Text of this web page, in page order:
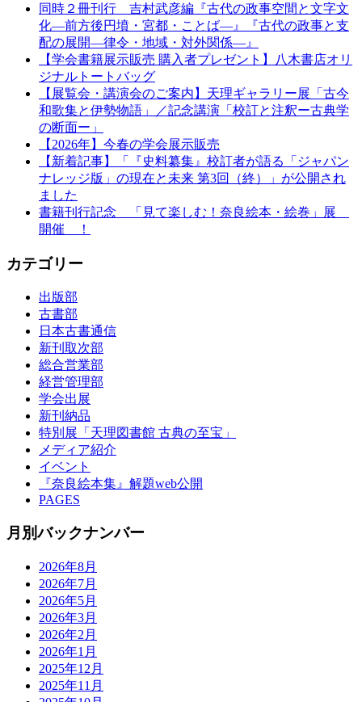
同時２冊刊行 吉村武彦編『古代の政事空間と文字文
化—前方後円墳・宮都・ことば—』『古代の政事と支
配の展開—律令・地域・対外関係—』
【学会書籍展示販売 購入者プレゼント】八木書店オリ
ジナルトートバッグ
【展覧会・講演会のご案内】天理ギャラリー展「古今
和歌集と伊勢物語」／記念講演「校訂と注釈ー古典学
の断面ー」
【2026年】今春の学会展示販売
【新着記事】「『史料纂集』校訂者が語る「ジャパン
ナレッジ版」の現在と未来 第3回（終）」が公開され
ました
書籍刊行記念 「見て楽しむ！奈良絵本・絵巻」展
開催 ！
カテゴリー
出版部
古書部
日本古書通信
新刊取次部
総合営業部
経営管理部
学会出展
新刊納品
特別展「天理図書館 古典の至宝」
メディア紹介
イベント
『奈良絵本集』解題web公開
PAGES
月別バックナンバー
2026年8月
2026年7月
2026年5月
2026年3月
2026年2月
2026年1月
2025年12月
2025年11月